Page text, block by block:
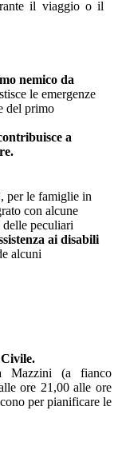
il viaggio o il
nemico da
le emergenze
del primo
a
, per le famiglie in
con alcune
delle peculiari
ai disabili
alcuni
Mazzini (a fianco
ore 21,00 alle ore
per pianificare le